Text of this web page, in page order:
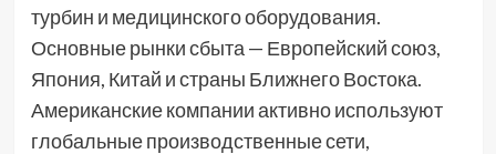
турбин и медицинского оборудования.
Основные рынки сбыта — Европейский союз,
Япония, Китай и страны Ближнего Востока.
Американские компании активно используют
глобальные производственные сети,